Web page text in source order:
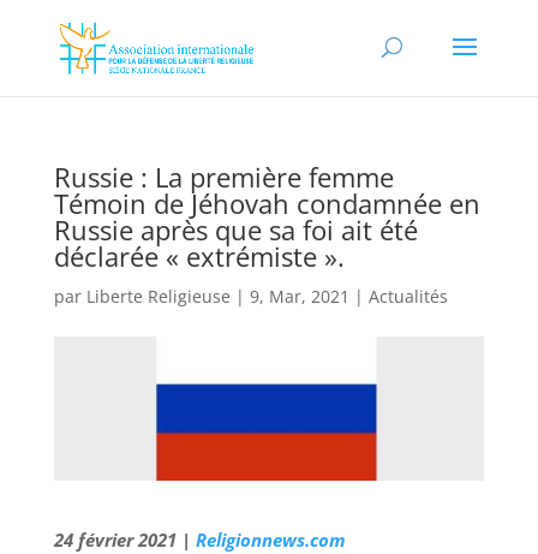
Russie : La première femme
Témoin de Jéhovah condamnée en
Russie après que sa foi ait été
déclarée « extrémiste ».
par Liberte Religieuse | 9, Mar, 2021 | Actualités
24 février 2021 | Religionnews.com